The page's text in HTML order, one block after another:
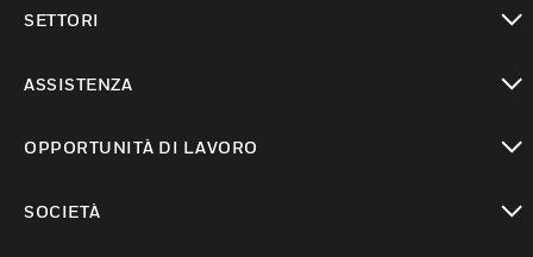
SETTORI
ASSISTENZA
OPPORTUNITÀ DI LAVORO
SOCIETÀ